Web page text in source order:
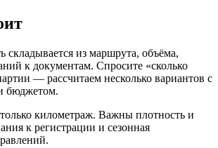
складывается из маршрута, объёма,
к документам. Спросите «сколько
— рассчитаем несколько вариантов с
бюджетом.
километраж. Важны плотность и
к регистрации и сезонная